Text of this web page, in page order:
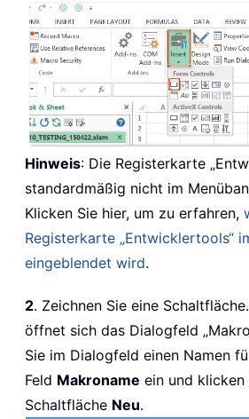
Hinweis: Die Registerkarte
standardmäßig nicht im
Klicken Sie hier, um zu erfahren,
Registerkarte „Entwicklertools“
eingeblendet wird.
2. Zeichnen Sie eine
öffnet sich das Dialogfeld
Sie im Dialogfeld einen Namen
Feld Makroname ein und klicken
Schaltfläche Neu.